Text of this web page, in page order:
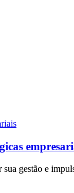
gestão e